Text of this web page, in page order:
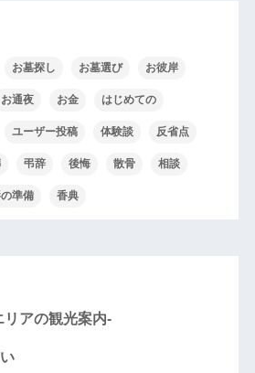
お墓探し お墓選び お彼岸
お通夜 お金 はじめての
ユーザー投稿 体験談 反省点
弔辞 後悔 散骨 相談
準備 香典
リアの観光案内-